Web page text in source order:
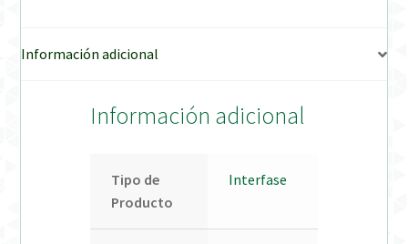
Información adicional
Información adicional
Tipo de
Producto
Interfase